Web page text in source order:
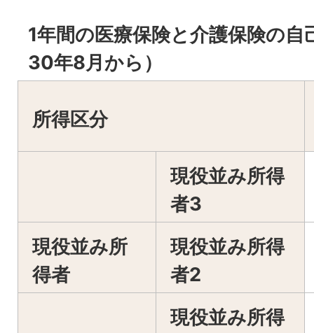
1年間の医療保険と介護保険の自
30年8月から）
所得区分
現役並み所得
者3
現役並み所
得者
現役並み所得
者2
現役並み所得